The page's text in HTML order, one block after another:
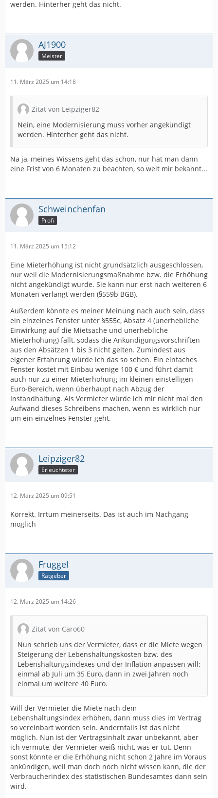
werden. Hinterher geht das nicht.
AJ1900
Meister
11. März 2025 um 14:18
Zitat von Leipziger82
Nein, eine Modernisierung muss vorher angekündigt
werden. Hinterher geht das nicht.
Na ja, meines Wissens geht das schon, nur hat man dann
eine Frist von 6 Monaten zu beachten, so weit mir bekannt...
Schweinchenfan
Profi
11. März 2025 um 15:12
Eine Mieterhöhung ist nicht grundsätzlich ausgeschlossen,
nur weil die Modernisierungsmaßnahme bzw. die Erhöhung
nicht angekündigt wurde. Sie kann nur erst nach weiteren 6
Monaten verlangt werden (§559b BGB).
Außerdem könnte es meiner Meinung nach auch sein, dass
ein einzelnes Fenster unter §555c, Absatz 4 (unerhebliche
Einwirkung auf die Mietsache und unerhebliche
Mieterhöhung) fällt, sodass die Ankündigungsvorschriften
aus den Absätzen 1 bis 3 nicht gelten. Zumindest aus
eigener Erfahrung würde ich das so sehen. Ein einfaches
Fenster kostet mit Einbau wenige 100 € und führt damit
auch nur zu einer Mieterhöhung im kleinen einstelligen
Euro-Bereich, wenn überhaupt nach Abzug der
Instandhaltung. Als Vermieter würde ich mir nicht mal den
Aufwand dieses Schreibens machen, wenn es wirklich nur
um ein einzelnes Fenster geht.
Leipziger82
Erleuchteter
12. März 2025 um 09:51
Korrekt. Irrtum meinerseits. Das ist auch im Nachgang
möglich
Fruggel
Ratgeber
12. März 2025 um 14:26
Zitat von Caro60
Nun schrieb uns der Vermieter, dass er die Miete wegen
Steigerung der Lebenshaltungskosten bzw. des
Lebenshaltungsindexes und der Inflation anpassen will:
einmal ab Juli um 35 Euro, dann in zwei Jahren noch
einmal um weitere 40 Euro.
Will der Vermieter die Miete nach dem
Lebenshaltungsindex erhöhen, dann muss dies im Vertrag
so vereinbart worden sein. Andernfalls ist das nicht
möglich. Nun ist der Vertragsinhalt zwar unbekannt, aber
ich vermute, der Vermieter weiß nicht, was er tut. Denn
sonst könnte er die Erhöhung nicht schon 2 Jahre im Voraus
ankündigen, weil man doch noch nicht wissen kann, die der
Verbraucherindex des statistischen Bundesamtes dann sein
wird.